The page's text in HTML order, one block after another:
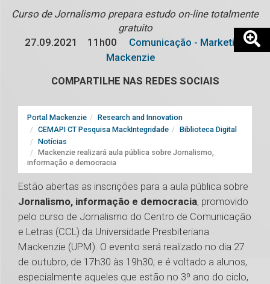
Curso de Jornalismo prepara estudo on-line totalmente
gratuito
27.09.2021
11h00
Comunicação - Marketing
Mackenzie
COMPARTILHE NAS REDES SOCIAIS
Portal Mackenzie
Research and Innovation
CEMAPI CT Pesquisa MackIntegridade
Biblioteca Digital
Notícias
Mackenzie realizará aula pública sobre Jornalismo,
informação e democracia
Estão abertas as inscrições para a aula pública sobre
Jornalismo, informação e democracia, promovido
pelo curso de Jornalismo do Centro de Comunicação
e Letras (CCL) da Universidade Presbiteriana
Mackenzie (UPM). O evento será realizado no dia 27
de outubro, de 17h30 às 19h30, e é voltado a alunos,
especialmente aqueles que estão no 3º ano do ciclo,